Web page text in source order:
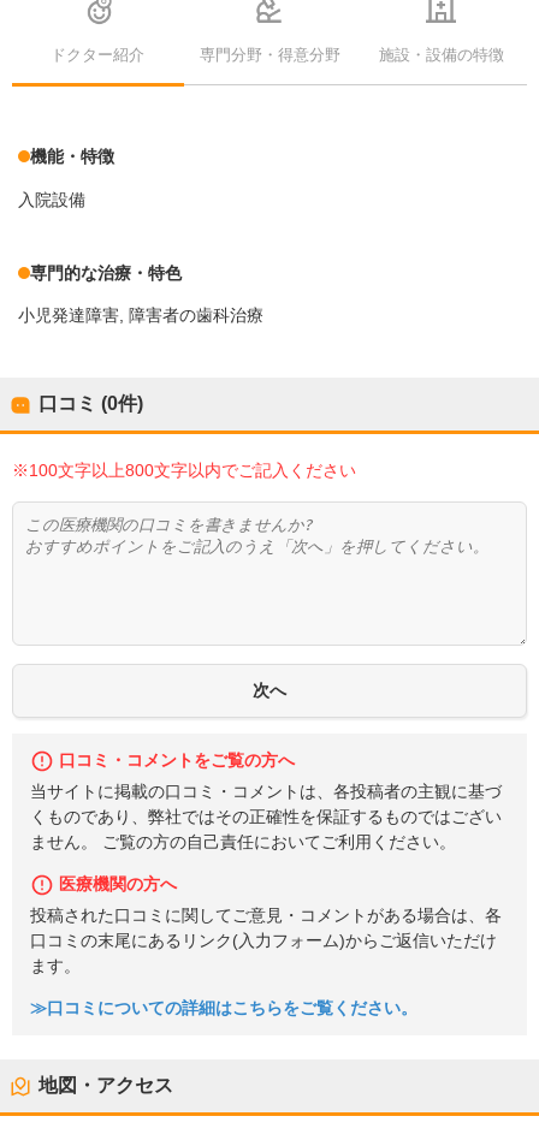
ドクター紹介 専門分野・得意分野 施設・設備の特徴
機能・特徴
入院設備
専門的な治療・特色
小児発達障害 障害者の歯科治療
口コミ (0件)
※100文字以上800文字以内でご記入ください
口コミ・コメントをご覧の方へ
当サイトに掲載の口コミ・コメントは、各投稿者の主観に基づ
くものであり、弊社ではその正確性を保証するものではござい
ません。 ご覧の方の自己責任においてご利用ください。
医療機関の方へ
投稿された口コミに関してご意見・コメントがある場合は、各
口コミの末尾にあるリンク(入力フォーム)からご返信いただけ
ます。
≫口コミについての詳細はこちらをご覧ください。
地図・アクセス